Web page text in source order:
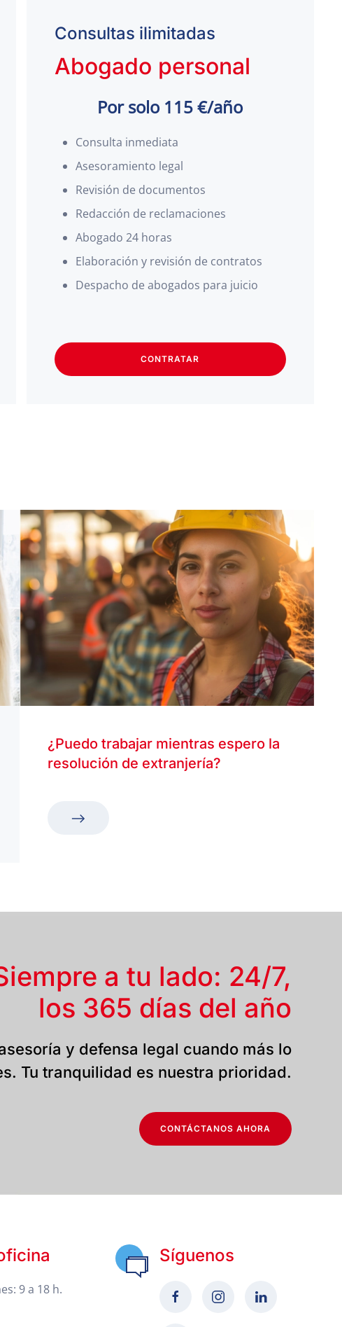
Consultas ilimitadas
Abogado personal
Por solo 115 €/año
Consulta inmediata
Asesoramiento legal
Revisión de documentos
Redacción de reclamaciones
Abogado 24 horas
Elaboración y revisión de contratos
Despacho de abogados para juicio
CONTRATAR
¿Puedo trabajar mientras espero la
resolución de extranjería?
a tu lado: 24/7,
los 365 días del año
y defensa legal cuando más lo
Tu tranquilidad es nuestra prioridad.
CONTÁCTANOS AHORA
9 a 18 h.
Síguenos